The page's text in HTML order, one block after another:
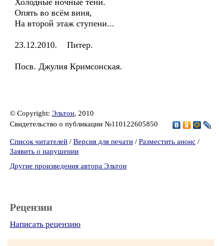
Холодные ночные тени.
Опять во всём виня,
На второй этаж ступени...
23.12.2010. Питер.
Посв. Джулия Кримсонская.
© Copyright: Эльтон, 2010
Свидетельство о публикации №110122605850
Список читателей / Версия для печати / Разместить анонс /
Заявить о нарушении
Другие произведения автора Эльтон
Рецензии
Написать рецензию